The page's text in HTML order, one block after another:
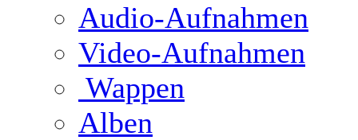
Audio-Aufnahmen
Video-Aufnahmen
Wappen
Alben